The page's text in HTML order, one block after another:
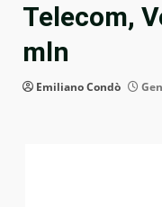
Telecom,
mln
Emiliano Condò